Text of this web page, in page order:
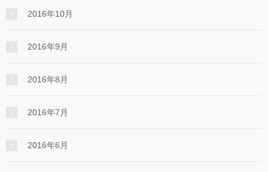
2016年10月
2016年9月
2016年8月
2016年7月
2016年6月